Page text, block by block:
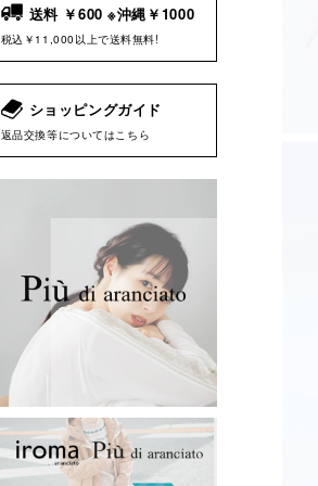
送料 ￥600 ※沖縄￥1000
税込￥11,000以上で送料無料!
ショッピングガイド
返品交換等についてはこちら